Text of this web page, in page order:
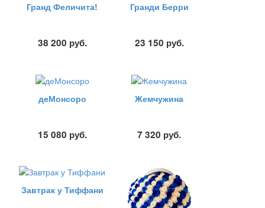
Гранд Феличита!
38 200 руб.
Гранди Берри
23 150 руб.
деМонсоро
15 080 руб.
Жемчужина
7 320 руб.
Завтрак у Тиффани